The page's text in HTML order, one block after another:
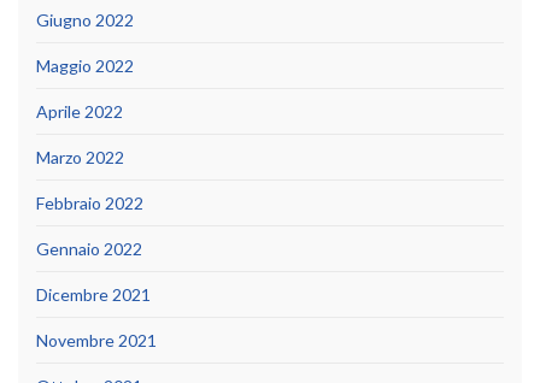
Giugno 2022
Maggio 2022
Aprile 2022
Marzo 2022
Febbraio 2022
Gennaio 2022
Dicembre 2021
Novembre 2021